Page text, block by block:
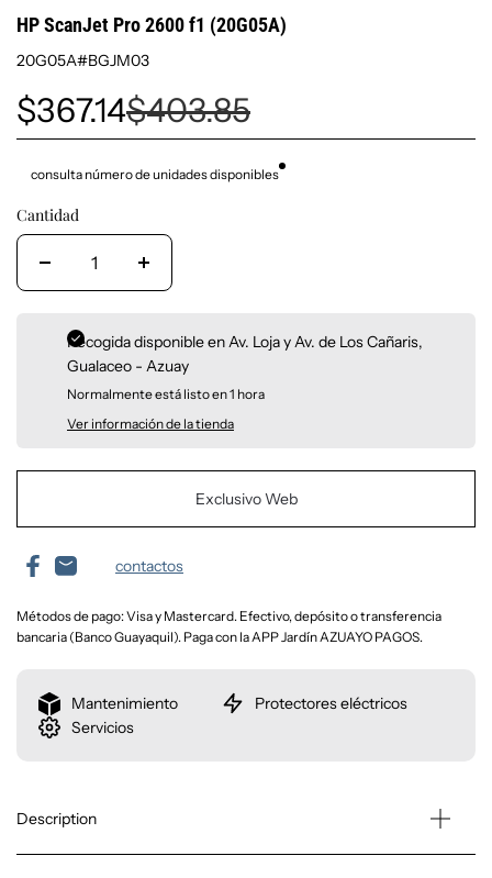
HP ScanJet Pro 2600 f1 (20G05A)
20G05A#BGJM03
$367.14$403.85
consulta número de unidades disponibles
Cantidad
Recogida disponible enAv. Loja y Av. de Los Cañaris,
Gualaceo - Azuay
Normalmente está listo en 1 hora
Ver información de la tienda
Exclusivo Web
contactos
Métodos de pago: Visa y Mastercard. Efectivo, depósito o transferencia
bancaria (Banco Guayaquil). Paga con la APP Jardín AZUAYO PAGOS.
Mantenimiento
Protectores eléctricos
Servicios
Description